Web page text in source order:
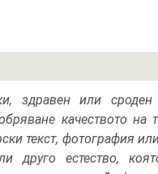
здравен или
качеството
текст, фотография
друго естество,